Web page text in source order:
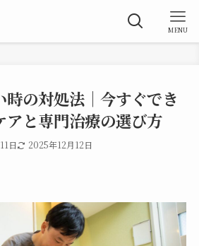
MENU
時の対処法｜今すぐでき
アと専門治療の選び方
日 2025年12月12日